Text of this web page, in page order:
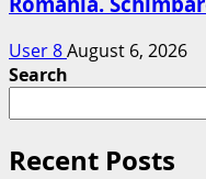
User 8August 6, 2026
Search
Recent Posts